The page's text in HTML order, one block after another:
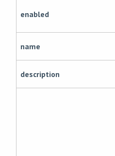
enabled
name
description